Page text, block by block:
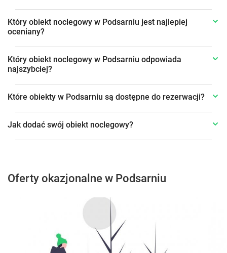
Który obiekt noclegowy w Podsarniu jest najlepiej
oceniany?
Który obiekt noclegowy w Podsarniu odpowiada
najszybciej?
Które obiekty w Podsarniu są dostępne do rezerwacji?
Jak dodać swój obiekt noclegowy?
Oferty okazjonalne w Podsarniu